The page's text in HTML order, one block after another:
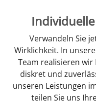
Verwandeln Sie
Wirklichkeit. In
Team realisieren
diskret und
unseren Leistungen
teilen Sie uns